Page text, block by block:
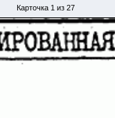
Карточка 1 из 27